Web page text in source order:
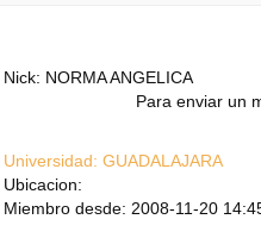
Nick: NORMA ANGELICA
Para enviar un
Universidad: GUADALAJARA
Ubicacion:
Miembro desde: 2008-11-20